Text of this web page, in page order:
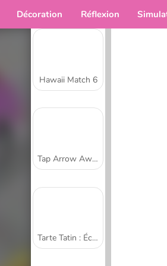
Décoration Réflexion
Hawaii Match 6
Tap Arrow Away
Tarte Tatin : École de cuisine de Sara